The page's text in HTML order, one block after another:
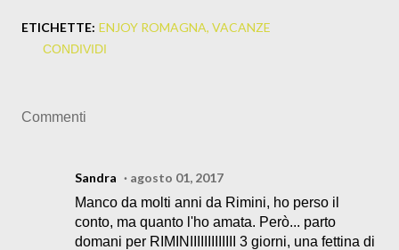
ETICHETTE: ENJOY ROMAGNA VACANZE
CONDIVIDI
Commenti
Sandra
agosto 01, 2017
Manco da molti anni da Rimini, ho perso il
conto, ma quanto l'ho amata. Però... parto
domani per RIMINIIIIIIIIIIIII 3 giorni, una fettina di